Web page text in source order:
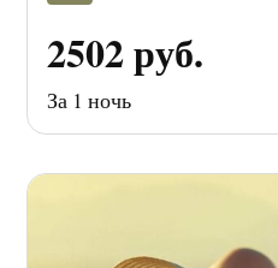
2502 руб.
За 1 ночь